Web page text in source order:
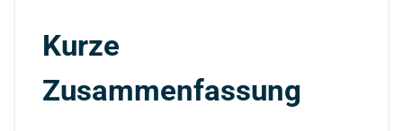
Kurze
Zusammenfassung